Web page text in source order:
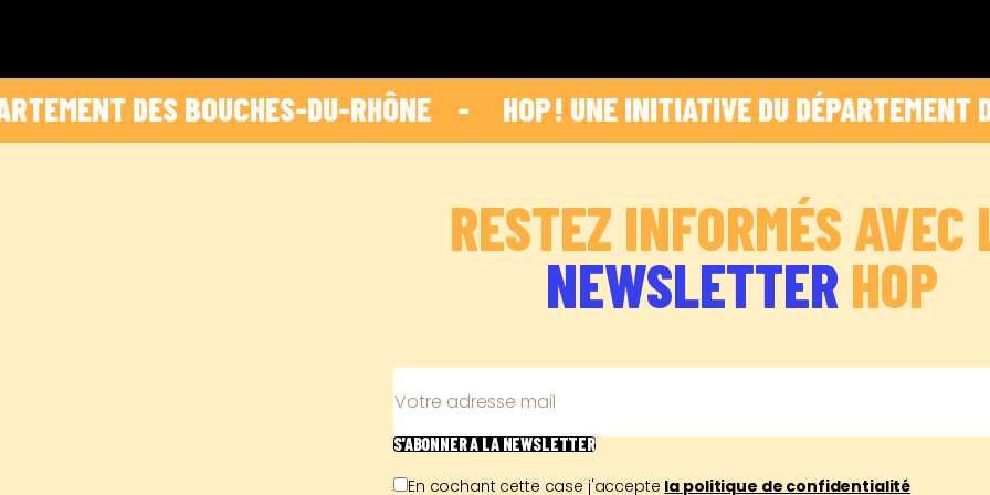
DES BOUCHES-DU-RHÔNE    - HOP ! UNE INITIATIVE DU DÉPARTEMENT DES
RESTEZ INFORMÉS AVEC
NEWSLETTER HOP
Votre adresse mail
S'ABONNERÀ LA NEWSLETTER
En cochant cette case j'accepte la politique de confidentialité